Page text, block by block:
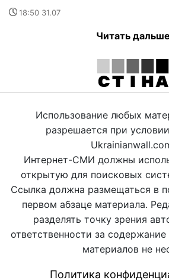
18:50 31.07
Читать дальше
Использование любых
разрешается при
Интернет-СМИ должны
открытую для поисковых
Ссылка должна размещаться в
первом абзаце материала.
разделять точку зрения
ответственности за
материалов не
Политика